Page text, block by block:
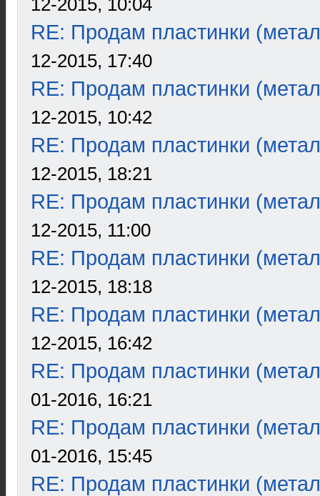
12-2015, 10:04
RE: Продам пластинки
12-2015, 17:40
RE: Продам пластинки
12-2015, 10:42
RE: Продам пластинки
12-2015, 18:21
RE: Продам пластинки
12-2015, 11:00
RE: Продам пластинки
12-2015, 18:18
RE: Продам пластинки
12-2015, 16:42
RE: Продам пластинки
01-2016, 16:21
RE: Продам пластинки
01-2016, 15:45
RE: Продам пластинки